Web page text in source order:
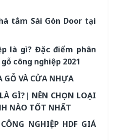
tắm Sài Gòn Door tại
là gì? Đặc điểm phân
công nghiệp 2021
GỖ VÀ CỬA NHỰA
GÌ?| NÊN CHỌN LOẠI
NÀO TỐT NHẤT
NGHIỆP HDF GIÁ